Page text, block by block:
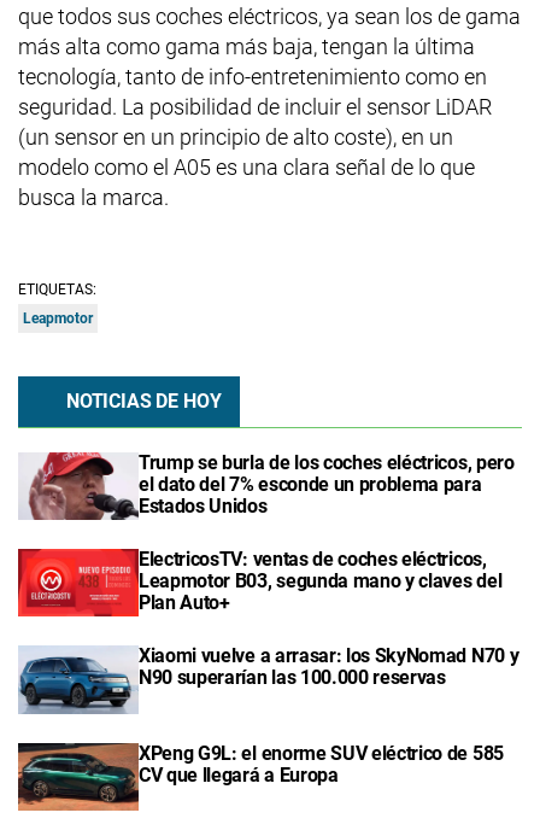
que todos sus coches eléctricos, ya sean los de gama
más alta como gama más baja, tengan la última
tecnología, tanto de info-entretenimiento como en
seguridad. La posibilidad de incluir el sensor LiDAR
(un sensor en un principio de alto coste), en un
modelo como el A05 es una clara señal de lo que
busca la marca.
ETIQUETAS:
Leapmotor
NOTICIAS DE HOY
Trump se burla de los coches eléctricos, pero
el dato del 7% esconde un problema para
Estados Unidos
ElectricosTV: ventas de coches eléctricos,
Leapmotor B03, segunda mano y claves del
Plan Auto+
Xiaomi vuelve a arrasar: los SkyNomad N70 y
N90 superarían las 100.000 reservas
XPeng G9L: el enorme SUV eléctrico de 585
CV que llegará a Europa